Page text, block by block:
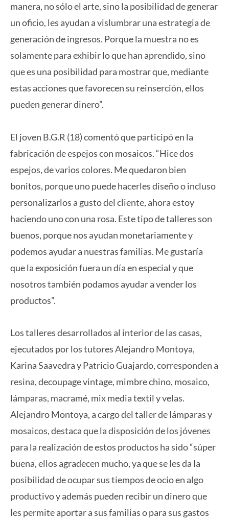
manera, no sólo el arte, sino la posibilidad de generar
un oficio, les ayudan a vislumbrar una estrategia de
generación de ingresos. Porque la muestra no es
solamente para exhibir lo que han aprendido, sino
que es una posibilidad para mostrar que, mediante
estas acciones que favorecen su reinserción, ellos
pueden generar dinero”.
El joven B.G.R (18) comentó que participó en la
fabricación de espejos con mosaicos. “Hice dos
espejos, de varios colores. Me quedaron bien
bonitos, porque uno puede hacerles diseño o incluso
personalizarlos a gusto del cliente, ahora estoy
haciendo uno con una rosa. Este tipo de talleres son
buenos, porque nos ayudan monetariamente y
podemos ayudar a nuestras familias. Me gustaría
que la exposición fuera un día en especial y que
nosotros también podamos ayudar a vender los
productos”.
Los talleres desarrollados al interior de las casas,
ejecutados por los tutores Alejandro Montoya,
Karina Saavedra y Patricio Guajardo, corresponden a
resina, decoupage vintage, mimbre chino, mosaico,
lámparas, macramé, mix media textil y velas.
Alejandro Montoya, a cargo del taller de lámparas y
mosaicos, destaca que la disposición de los jóvenes
para la realización de estos productos ha sido “súper
buena, ellos agradecen mucho, ya que se les da la
posibilidad de ocupar sus tiempos de ocio en algo
productivo y además pueden recibir un dinero que
les permite aportar a sus familias o para sus gastos